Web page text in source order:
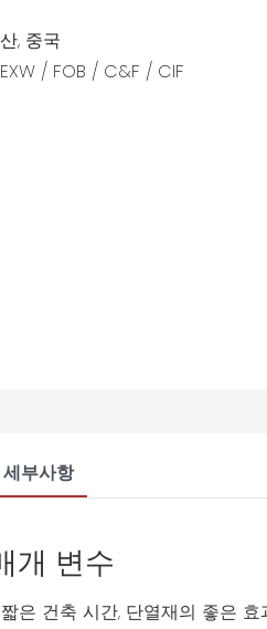
, 중국
EXW / FOB / C&F / CIF
부사항
개 변수
은 건축 시간, 단열재의 좋은